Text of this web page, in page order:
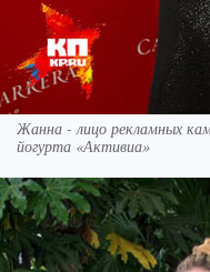
Жанна - лицо рекламных
йогурта «Активиа»